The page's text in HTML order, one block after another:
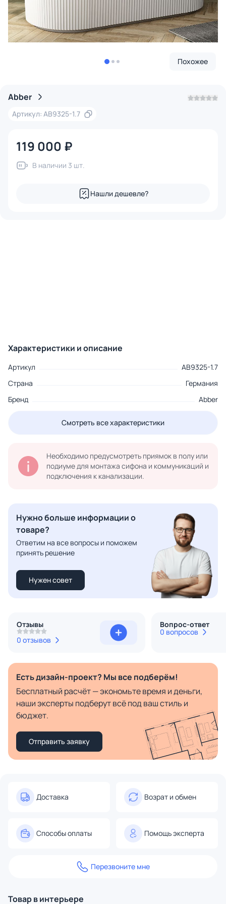
Похожее
Abber
Артикул: AB9325-1.7
119 000 ₽
В наличии 3 шт.
Нашли дешевле?
Характеристики и описание
Артикул
AB9325-1.7
Страна
Германия
Бренд
Abber
Смотреть все характеристики
Необходимо предусмотреть приямок в полу или
подиуме для монтажа сифона и коммуникаций и
подключения к канализации.
Нужно больше информации о
товаре?
Ответим на все вопросы и поможем
принять решение
Нужен совет
Отзывы
0 отзывов
Вопрос-ответ
0 вопросов
Есть дизайн-проект? Мы все подберём!
Бесплатный расчёт — экономьте время и деньги,
наши эксперты подберут всё под ваш стиль и
бюджет.
Отправить заявку
Доставка Возрат и обмен
Способы оплаты Помощь эксперта
Перезвоните мне
Товар в интерьере